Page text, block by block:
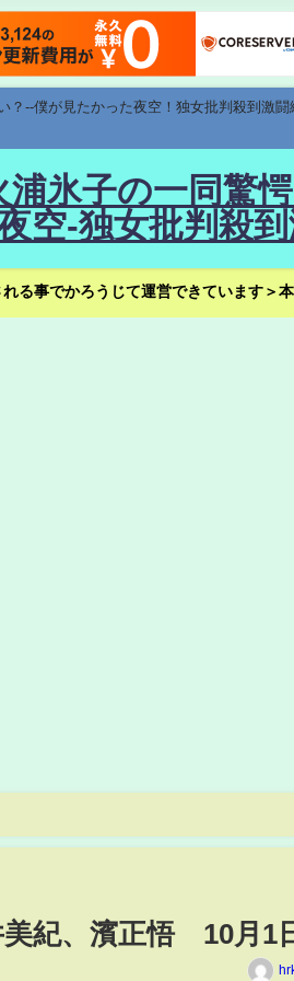
--僕が見たかった夜空！独女批判殺到激
氷子の一同驚
空-独女批判殺
事でかろうじて運営できています＞
紀、濱正悟 10月1